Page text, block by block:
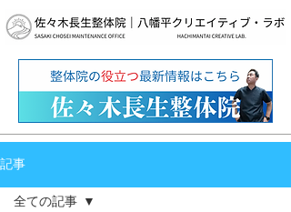
記事
全ての記事